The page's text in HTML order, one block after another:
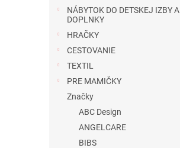
NÁBYTOK DO DETSKEJ IZBY A
DOPLNKY
HRAČKY
CESTOVANIE
TEXTIL
PRE MAMIČKY
Značky
ABC Design
ANGELCARE
BIBS